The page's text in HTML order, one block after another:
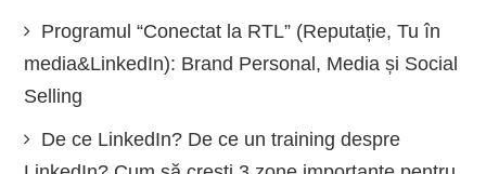
Programul “Conectat la RTL” (Reputație, Tu în
media&LinkedIn): Brand Personal, Media și Social
Selling
De ce LinkedIn? De ce un training despre